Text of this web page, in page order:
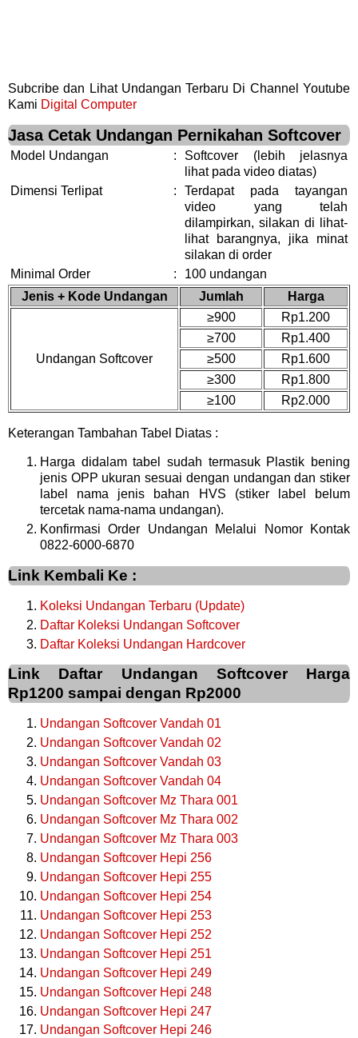
Subcribe dan Lihat Undangan Terbaru Di Channel Youtube
Kami Digital Computer
Jasa Cetak Undangan Pernikahan Softcover
Model Undangan :
Softcover (lebih jelasnya
lihat pada video diatas)
Dimensi Terlipat
:
Terdapat pada tayangan
video yang telah
dilampirkan, silakan di lihat-
lihat barangnya, jika minat
silakan di order
Minimal Order
:
100 undangan
Jenis + Kode Undangan
Jumlah Harga
Undangan Softcover
≥900
Rp1.200
≥700
Rp1.400
≥500
Rp1.600
≥300
Rp1.800
≥100
Rp2.000
Keterangan Tambahan Tabel Diatas :
Harga didalam tabel sudah termasuk Plastik bening
jenis OPP ukuran sesuai dengan undangan dan stiker
label nama jenis bahan HVS (stiker label belum
tercetak nama-nama undangan).
Konfirmasi Order Undangan Melalui Nomor Kontak
0822-6000-6870
Link Kembali Ke :
Koleksi Undangan Terbaru (Update)
Daftar Koleksi Undangan Softcover
Daftar Koleksi Undangan Hardcover
Link Daftar Undangan Softcover Harga
Rp1200 sampai dengan Rp2000
Undangan Softcover Vandah 01
Undangan Softcover Vandah 02
Undangan Softcover Vandah 03
Undangan Softcover Vandah 04
Undangan Softcover Mz Thara 001
Undangan Softcover Mz Thara 002
Undangan Softcover Mz Thara 003
Undangan Softcover Hepi 256
Undangan Softcover Hepi 255
Undangan Softcover Hepi 254
Undangan Softcover Hepi 253
Undangan Softcover Hepi 252
Undangan Softcover Hepi 251
Undangan Softcover Hepi 249
Undangan Softcover Hepi 248
Undangan Softcover Hepi 247
Undangan Softcover Hepi 246